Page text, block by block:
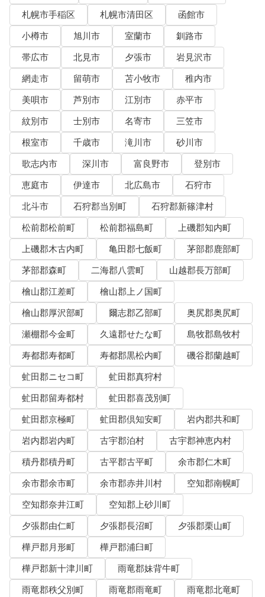
札幌市手稲区 札幌市清田区
函館市
小樽市
旭川市 室蘭市
釧路市
帯広市
北見市 夕張市
岩見沢市
網走市
留萌市 苫小牧市
稚内市
美唄市
芦別市 江別市
赤平市
紋別市
士別市 名寄市
三笠市
根室市
千歳市 滝川市
砂川市
歌志内市
深川市 富良野市
登別市
恵庭市
伊達市 北広島市
石狩市
北斗市
石狩郡当別町
石狩郡新篠津村
松前郡松前町
松前郡福島町
上磯郡知内町
上磯郡木古内町
亀田郡七飯町
茅部郡鹿部町
茅部郡森町
二海郡八雲町
山越郡長万部町
檜山郡江差町
檜山郡上ノ国町
檜山郡厚沢部町
爾志郡乙部町
奥尻郡奥尻町
瀬棚郡今金町
久遠郡せたな町
島牧郡島牧村
寿都郡寿都町
寿都郡黒松内町
磯谷郡蘭越町
虻田郡ニセコ町
虻田郡真狩村
虻田郡留寿都村
虻田郡喜茂別町
虻田郡京極町
虻田郡倶知安町
岩内郡共和町
岩内郡岩内町
古宇郡泊村
古宇郡神恵内村
積丹郡積丹町
古平郡古平町
余市郡仁木町
余市郡余市町
余市郡赤井川村
空知郡南幌町
空知郡奈井江町
空知郡上砂川町
夕張郡由仁町
夕張郡長沼町
夕張郡栗山町
樺戸郡月形町
樺戸郡浦臼町
樺戸郡新十津川町
雨竜郡妹背牛町
雨竜郡秩父別町
雨竜郡雨竜町
雨竜郡北竜町